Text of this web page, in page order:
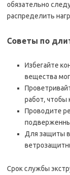
обязательно
распределить
Советы по
Избегайте
вещества
работ, чтобы
Проводите
Для защиты
Срок службы